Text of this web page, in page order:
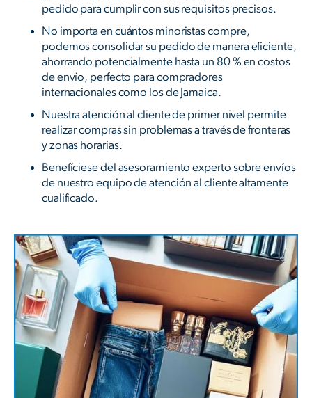
pedido para cumplir con sus requisitos precisos.
No importa en cuántos minoristas compre,
podemos consolidar su pedido de manera eficiente,
ahorrando potencialmente hasta un 80 % en costos
de envío, perfecto para compradores
internacionales como los de Jamaica.
Nuestra atención al cliente de primer nivel permite
realizar compras sin problemas a través de fronteras
y zonas horarias.
Benefíciese del asesoramiento experto sobre envíos
de nuestro equipo de atención al cliente altamente
cualificado.